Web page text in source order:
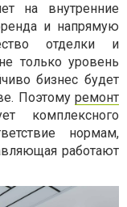
на внутренние
и напрямую
отделки и
только уровень
бизнес будет
Поэтому ремонт
комплексного
нормам,
работают